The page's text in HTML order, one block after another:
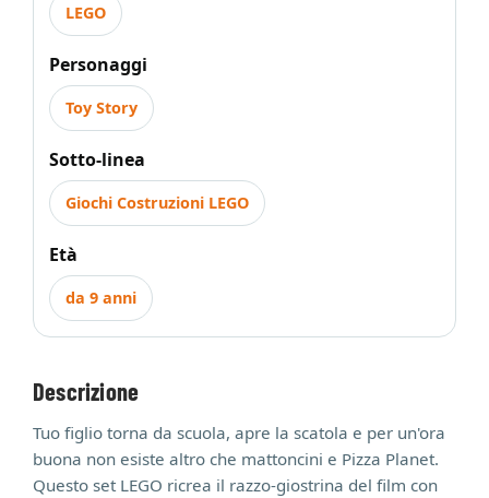
LEGO
Personaggi
Toy Story
Sotto-linea
Giochi Costruzioni LEGO
Età
da 9 anni
Descrizione
Tuo figlio torna da scuola, apre la scatola e per un'ora
buona non esiste altro che mattoncini e Pizza Planet.
Questo set LEGO ricrea il razzo-giostrina del film con